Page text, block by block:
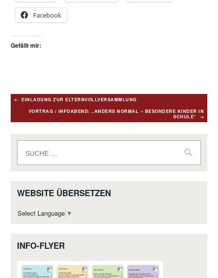
Facebook
Gefällt mir:
Beitragsnavigation
EINLADUNG ZUR ELTERNVOLLVERSAMMLUNG
VORTRAG / INFOABEND: „ANDERS NORMAL – BESONDERE KINDER IN
SCHULE“
nach:
WEBSITE ÜBERSETZEN
Select Language ▼
INFO-FLYER